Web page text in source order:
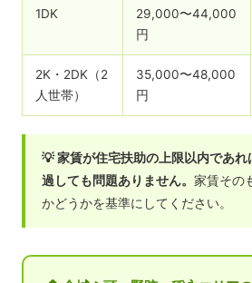
1DK
29,000〜44,000
円
2K・2DK（2
人世帯）
35,000〜48,000
円
💡 家賃が住宅扶助の上限以内であ
過しても問題ありません。家賃その
かどうかを基準にしてください。